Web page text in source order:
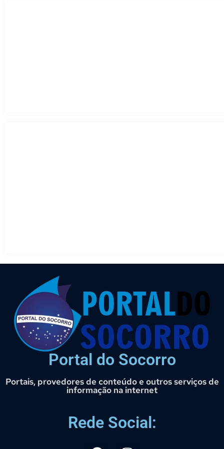
Portal do Socorro
Portais, provedores de conteúdo e outros serviços de
informação na internet
Rede Social: